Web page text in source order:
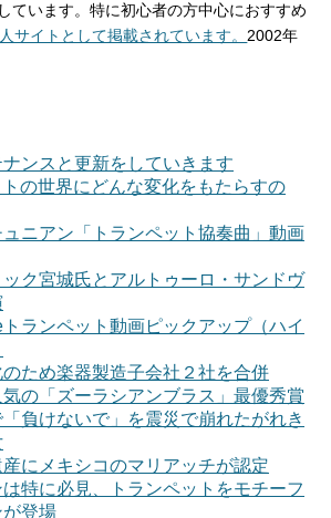
ています。特に初心者の方中心におすすめ
サイトとして掲載されています。 2002年
ンスと更新をしていきます
の世界にどんな変化をもたらすの
ュニアン「トランペット協奏曲」動画
ク宮城氏とアルトゥーロ・サンドヴ
ランペット動画ピックアップ（ハイ
ため楽器製造子会社２社を合併
の「ズーラシアンブラス」最優秀賞
「負けないで」を震災で崩れたがれき
にメキシコのマリアッチが認定
特に必見、トランペットをモチーフ
登場